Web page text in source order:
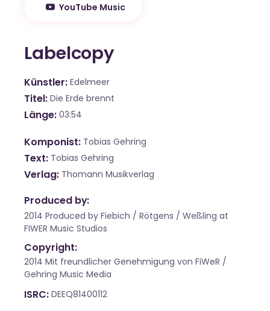
YouTube Music
Labelcopy
Künstler Edelmeer
Titel Die Erde brennt
Länge 03:54
Komponist Tobias Gehring
Text Tobias Gehring
Verlag Thomann Musikverlag
Produced by:
2014 Produced by Fiebich / Rötgens / Weßling at
FIWER Music Studios
Copyright:
2014 Mit freundlicher Genehmigung von FiWeR /
Gehring Music Media
ISRC DEEQ81400112